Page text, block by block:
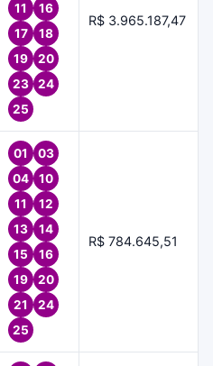
11
16
17
18
19
20
23
24
25
R$ 3.965.187,47
01
03
04
10
11
12
13
14
15
16
19
20
21
24
25
R$ 784.645,51